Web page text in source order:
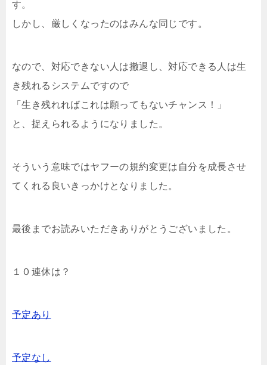
す。
しかし、厳しくなったのはみんな同じです。
なので、対応できない人は撤退し、対応できる人は生
き残れるシステムですので
「生き残れればこれは願ってもないチャンス！」
と、捉えられるようになりました。
そういう意味ではヤフーの規約変更は自分を成長させ
てくれる良いきっかけとなりました。
最後までお読みいただきありがとうございました。
１０連休は？
予定あり
予定なし